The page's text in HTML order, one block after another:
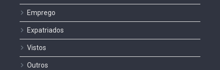
Emprego
Expatriados
Vistos
Outros